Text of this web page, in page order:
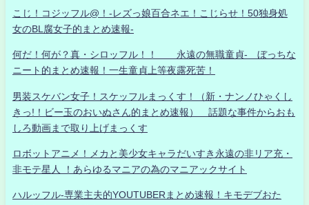
こじ！コジッフル@！-レズっ娘百合ネエ！こじらせ！50独身処
女のBL腐女子的まとめ速報-
何だ！何が？真・シロッフル！！ 永遠の無職童貞- ぼっちな
ニート的まとめ速報！一生童貞上等夜露死苦！
男装スケバン女子！スケッフルまっくす！（新・ナンノひゃくし
きっ!！ビー玉のおいぬさん的まとめ速報） 話題な事件からおも
しろ動画まで取り上げまっくす
ロボットアニメ！メカと美少女キャラだいすき永遠の非リア充・
非モテ星人 ！あらゆるマニアの為のマニアックサイト
ハルッフル-専業主夫的YOUTUBERまとめ速報！キモデブおた